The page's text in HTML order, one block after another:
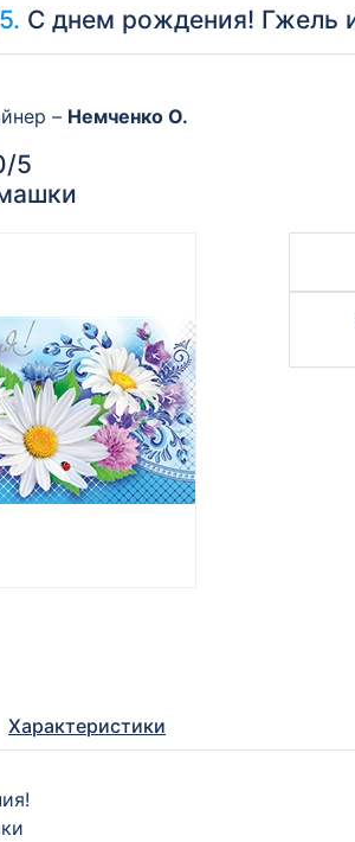
С днем рождения! Гжель
– Немченко О.
5
Характеристики